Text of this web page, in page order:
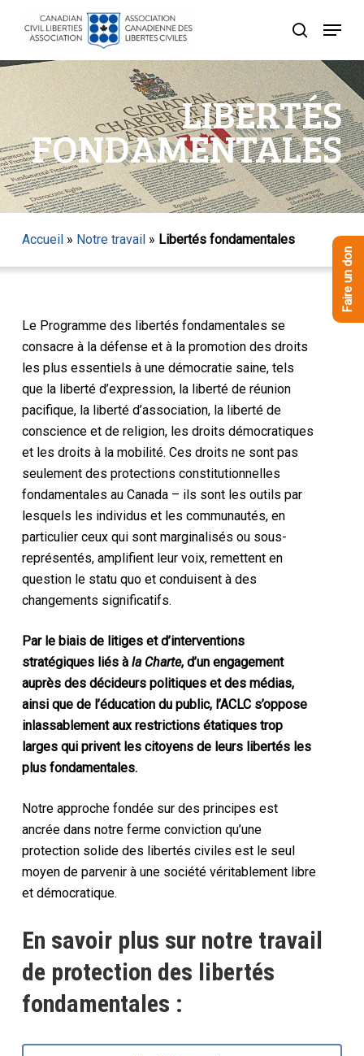
content
recherche
Menu
LIBERTÉS
FONDAMENTALES
Accueil» Notre travail» Libertés fondamentales
Le Programme des libertés fondamentales se
consacre à la défense et à la promotion des droits
les plus essentiels à une démocratie saine, tels
que la liberté d’expression, la liberté de réunion
pacifique, la liberté d’association, la liberté de
conscience et de religion, les droits démocratiques
et les droits à la mobilité. Ces droits ne sont pas
seulement des protections constitutionnelles
fondamentales au Canada – ils sont les outils par
lesquels les individus et les communautés, en
particulier ceux qui sont marginalisés ou sous-
représentés, amplifient leur voix, remettent en
question le statu quo et conduisent à des
changements significatifs.
Par le biais de litiges et d’interventions
stratégiques liés àla Charte, d’un engagement
auprès des décideurs politiques et des médias,
ainsi que de l’éducation du public, l’ACLC s’oppose
inlassablement aux restrictions étatiques trop
larges qui privent les citoyens de leurs libertés les
plus fondamentales.
Notre approche fondée sur des principes est
ancrée dans notre ferme conviction qu’une
protection solide des libertés civiles est le seul
moyen de parvenir à une société véritablement libre
et démocratique.
En savoir plus sur notre travail
de protection des libertés
fondamentales :
Menu
Faire un don